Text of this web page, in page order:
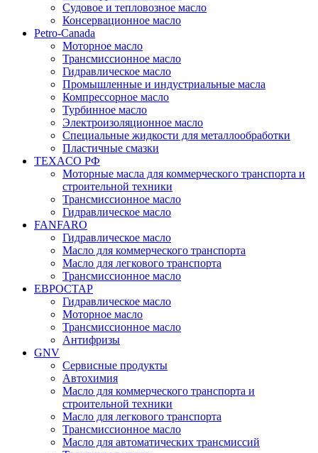
Судовое и тепловозное масло
Консервационное масло
Petro-Canada
Моторное масло
Трансмиссионное масло
Гидравлическое масло
Промышленные и индустриальные масла
Компрессорное масло
Турбинное масло
Электроизоляционное масло
Специальные жидкости для металлообработки
Пластичные смазки
TEXACO РФ
Моторные масла для коммерческого транспорта и
строительной техники
Трансмиссионное масло
Гидравлическое масло
FANFARO
Гидравлическое масло
Масло для коммерческого транспорта
Масло для легкового транспорта
Трансмиссионное масло
ЕВРОСТАР
Гидравлическое масло
Моторное масло
Трансмиссионное масло
Антифризы
GNV
Сервисные продукты
Автохимия
Масло для коммерческого транспорта и
строительной техники
Масло для легкового транспорта
Трансмиссионное масло
Масло для автоматических трансмиссий